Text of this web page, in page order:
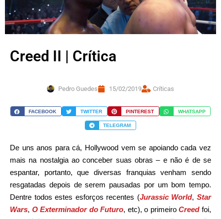
Creed II | Crítica
Pedro Guedes 15/02/2019 Críticas
FACEBOOK TWITTER PINTEREST WHATSAPP
TELEGRAM
De uns anos para cá, Hollywood vem se apoiando cada vez
mais na nostalgia ao conceber suas obras – e não é de se
espantar, portanto, que diversas franquias venham sendo
resgatadas depois de serem pausadas por um bom tempo.
Dentre todos estes esforços recentes (Jurassic World,Star
Wars, O Exterminador do Futuro, etc), o primeiroCreedfoi,